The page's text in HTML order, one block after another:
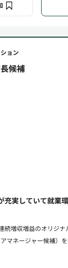
ョン
長候補
充実していて就業
続増収増益のオリジナ
マネージャー候補）を